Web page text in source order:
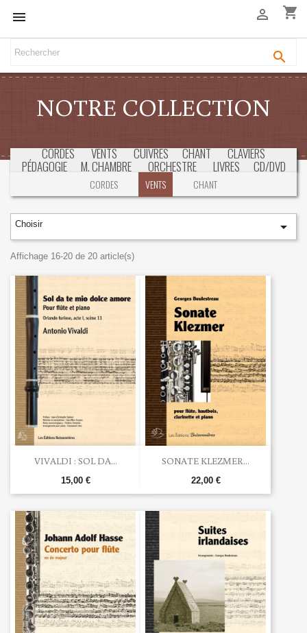
 shopping_cart


NOTRE COLLECTION
CORDES VENTS CUIVRES CHANT CLAVIERS
PÉDAGOGIE M. CHAMBRE ORCHESTRE LIVRES CD/DVD
SÉLECTION CONCOURS & EXAMENS
CORDES VENTS CHANT
Choisir 
Affichage 16-20 de 20 article(s)
VIVALDI : SOL DA...
15,00 €
SONATE KLEZMER...
22,00 €